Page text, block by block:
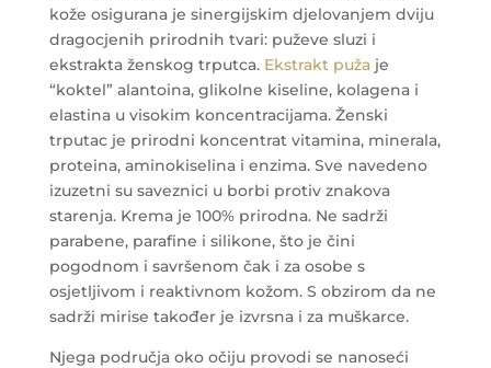
kože osigurana je sinergijskim djelovanjem dviju
dragocjenih prirodnih tvari: puževe sluzi i
ekstrakta ženskog trputca. Ekstrakt pužaje
“koktel” alantoina, glikolne kiseline, kolagena i
elastina u visokim koncentracijama. Ženski
trputac je prirodni koncentrat vitamina, minerala,
proteina, aminokiselina i enzima. Sve navedeno
izuzetni su saveznici u borbi protiv znakova
starenja. Krema je 100% prirodna. Ne sadrži
parabene, parafine i silikone, što je čini
pogodnom i savršenom čak i za osobe s
osjetljivom i reaktivnom kožom. S obzirom da ne
sadrži mirise također je izvrsna i za muškarce.
Njega područja oko očiju provodi se nanoseći